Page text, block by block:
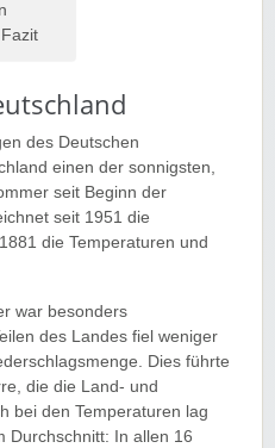
des Deutschen
einen der sonnigsten,
seit Beginn der
seit 1951 die
die Temperaturen und
war besonders
des Landes fiel weniger
Dies führte
die die Land- und
bei den Temperaturen lag
Durchschnitt: In allen 16